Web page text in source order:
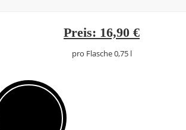
Preis: 16,90 €
pro Flasche 0,75 l